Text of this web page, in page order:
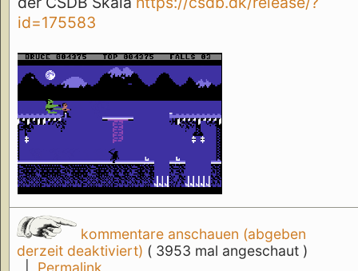
id=175583
kommentare anschauen (abgeben
derzeit deaktiviert) ( 3953 mal angeschaut )
Permalink